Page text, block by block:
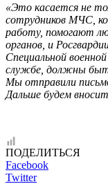
«Это касается не
сотрудников МЧС,
работу, помогают
органов, и
Специальной
службе, должны
Мы отправили
Дальше будем
ПОДЕЛИТЬСЯ
Facebook
Twitter